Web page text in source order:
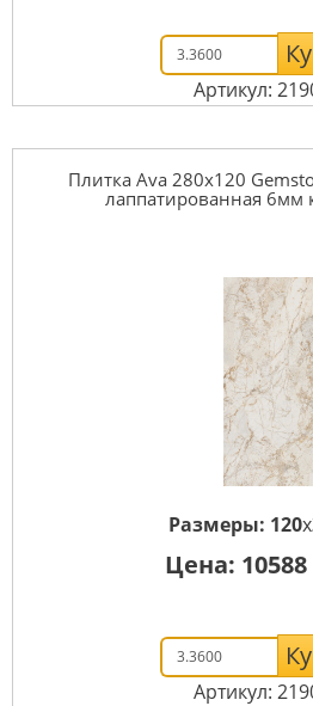
Артикул:
Плитка Ava 280x120
лаппатированная 6мм
Размеры: 120x
Цена: 10588
Артикул: